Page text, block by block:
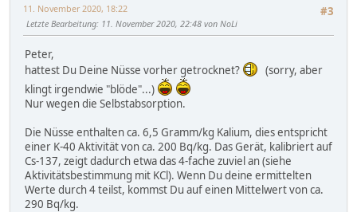
#3
11. November 2020, 18:22
Letzte Bearbeitung: 11. November 2020, 22:48 von NoLi
Peter,
hattest Du Deine Nüsse vorher getrocknet?
(sorry, aber
klingt irgendwie "blöde"...)
Nur wegen die Selbstabsorption.
Die Nüsse enthalten ca. 6,5 Gramm/kg Kalium, dies entspricht
einer K-40 Aktivität von ca. 200 Bq/kg. Das Gerät, kalibriert auf
Cs-137, zeigt dadurch etwa das 4-fache zuviel an (siehe
Aktivitätsbestimmung mit KCl). Wenn Du deine ermittelten
Werte durch 4 teilst, kommst Du auf einen Mittelwert von ca.
290 Bq/kg.